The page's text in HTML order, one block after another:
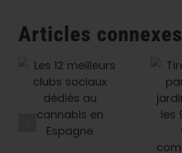
femelles
Articles connexes
Meilleur Parti
De Votre
Jardin
D'intérieur :
Les 9
Meilleures